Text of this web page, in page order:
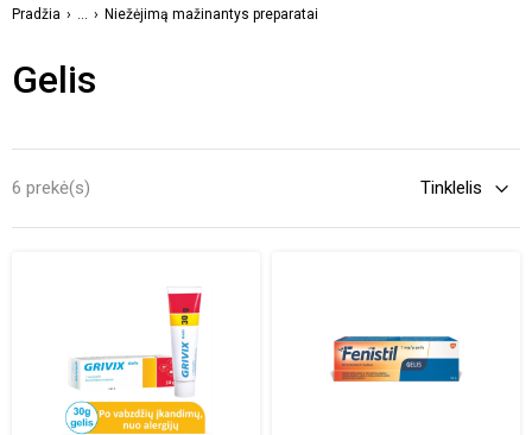
Pradžia ... Niežėjimą mažinantys preparatai
Gelis
6 prekė(s)